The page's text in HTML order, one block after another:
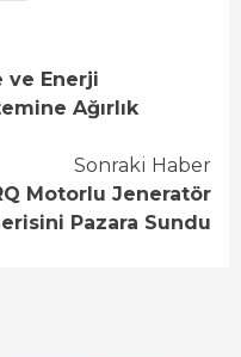
ve Enerji
Ağırlık
Sonraki Haber
Motorlu Jeneratör
Pazara Sundu